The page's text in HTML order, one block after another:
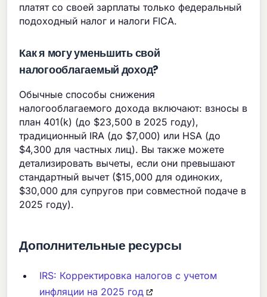
платят со своей зарплаты только федеральный
подоходный налог и налоги FICA.
Как я могу уменьшить свой
налогооблагаемый доход?
Обычные способы снижения
налогооблагаемого дохода включают: взносы в
план 401(k) (до $23,500 в 2025 году),
традиционный IRA (до $7,000) или HSA (до
$4,300 для частных лиц). Вы также можете
детализировать вычеты, если они превышают
стандартный вычет ($15,000 для одиноких,
$30,000 для супругов при совместной подаче в
2025 году).
Дополнительные ресурсы
IRS: Корректировка налогов с учетом
инфляции на 2025 год